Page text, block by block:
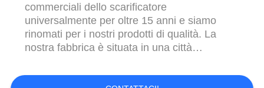
commerciali dello scarificatore
universalmente per oltre 15 anni e siamo
rinomati per i nostri prodotti di qualità. La
nostra fabbrica è situata in una città
operandoci la scelta perfetta per i bisogni del